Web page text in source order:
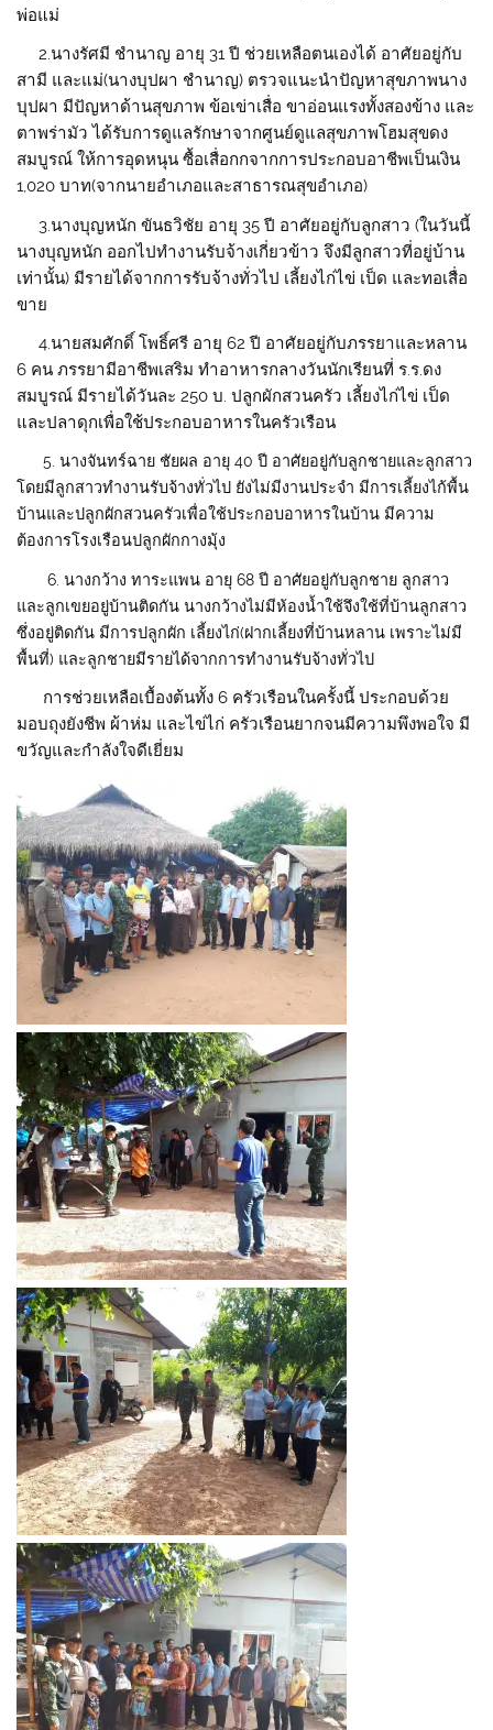
พ่อแม่
2.นางรัศมี ชำนาญ อายุ 31 ปี ช่วยเหลือตนเองได้ อาศัยอยู่กับ
สามี และแม่(นางบุปผา ชำนาญ) ตรวจแนะนำปัญหาสุขภาพนาง
บุปผา มีปัญหาด้านสุขภาพ ข้อเข่าเสื่อ ขาอ่อนแรงทั้งสองข้าง และ
ตาพร่ามัว ได้รับการดูแลรักษาจากศูนย์ดูแลสุขภาพโฮมสุขดง
สมบูรณ์ ให้การอุดหนุน ซื้อเสื่อกกจากการประกอบอาชีพเป็นเงิน
1,020 บาท(จากนายอำเภอและสาธารณสุขอำเภอ)
3.นางบุญหนักขันธวิชัย อายุ 35 ปี อาศัยอยู่กับลูกสาว (ในวันนี้
นางบุญหนัก ออกไปทำงานรับจ้างเกี่ยวข้าว จึงมีลูกสาวที่อยู่บ้าน
เท่านั้น) มีรายได้จากการรับจ้างทั่วไป เลี้ยงไก่ไข่ เป็ด และทอเสื่อ
ขาย
4.นายสมศักดิ์ โพธิ์ศรี อายุ 62 ปี อาศัยอยู่กับภรรยาและหลาน
6 คน ภรรยามีอาชีพเสริม ทำอาหารกลางวันนักเรียนที่ ร.ร.ดง
สมบูรณ์ มีรายได้วันละ 250 บ. ปลูกผักสวนครัว เลี้ยงไก่ไข่ เป็ด
และปลาดุกเพื่อใช้ประกอบอาหารในครัวเรือน
5. นางจันทร์ฉาย ชัยผล อายุ 40 ปี อาศัยอยู่กับลูกชายและลูกสาว
โดยมีลูกสาวทำงานรับจ้างทั่วไป ยังไม่มีงานประจำ มีการเลี้ยงไก้พื้น
บ้านและปลูกผักสวนครัวเพื่อใช้ประกอบอาหารในบ้าน มีความ
ต้องการโรงเรือนปลูกผักกางมุ้ง
6 . นางกว้าง ทาระแพน อายุ 68 ปี อาศัยอยู่กับลูกชาย ลูกสาว
และลูกเขยอยู่บ้านติดกัน นางกว้างไม่มีห้องน้ำใช้จึงใช้ที่บ้านลูกสาว
ซึ่งอยู่ติดกัน มีการปลูกผัก เลี้ยงไก่(ฝากเลี้ยงที่บ้านหลาน เพราะไม่มี
พื้นที่) และลูกชายมีรายได้จากการทำงานรับจ้างทั่วไป
การช่วยเหลือเบื้องต้นทั้ง 6 ครัวเรือนในครั้งนี้ ประกอบด้วย
มอบถุงยังชีพ ผ้าห่ม และไข่ไก่ ครัวเรือนยากจนมีความพึงพอใจ มี
ขวัญและกำลังใจดีเยี่ยม